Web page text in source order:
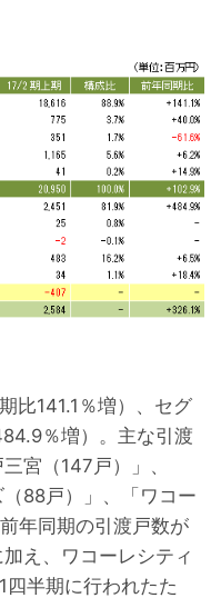
比141.1％増）、セグ
％増）。主な引渡
宮（147戸）」、
（88戸）」、「ワコー
年同期の引渡戸数が
え、ワコーレシティ
半期に行われたた